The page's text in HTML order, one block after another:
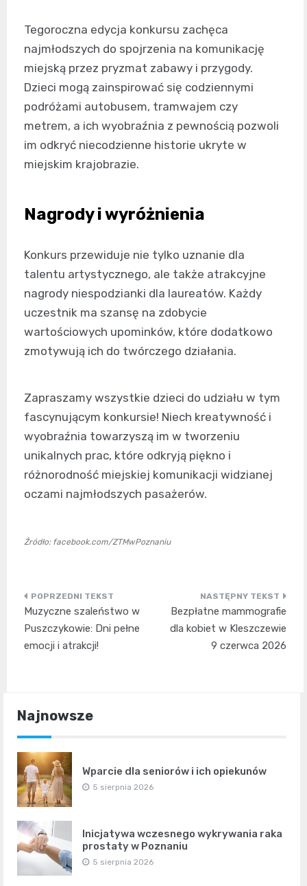
Tegoroczna edycja konkursu zachęca
najmłodszych do spojrzenia na komunikację
miejską przez pryzmat zabawy i przygody.
Dzieci mogą zainspirować się codziennymi
podróżami autobusem, tramwajem czy
metrem, a ich wyobraźnia z pewnością pozwoli
im odkryć niecodzienne historie ukryte w
miejskim krajobrazie.
Nagrody i wyróżnienia
Konkurs przewiduje nie tylko uznanie dla
talentu artystycznego, ale także atrakcyjne
nagrody niespodzianki dla laureatów. Każdy
uczestnik ma szansę na zdobycie
wartościowych upominków, które dodatkowo
zmotywują ich do twórczego działania.
Zapraszamy wszystkie dzieci do udziału w tym
fascynującym konkursie! Niech kreatywność i
wyobraźnia towarzyszą im w tworzeniu
unikalnych prac, które odkryją piękno i
różnorodność miejskiej komunikacji widzianej
oczami najmłodszych pasażerów.
Źródło: facebook.com/ZTMwPoznaniu
Nawigacja
wpisu
Muzyczne szaleństwo w
Puszczykowie: Dni pełne
emocji i atrakcji!
Bezpłatne mammografie
dla kobiet w Kleszczewie
9 czerwca 2026
Najnowsze
Wparcie dla seniorów i ich opiekunów
5 sierpnia 2026
Inicjatywa wczesnego wykrywania raka
prostaty w Poznaniu
5 sierpnia 2026